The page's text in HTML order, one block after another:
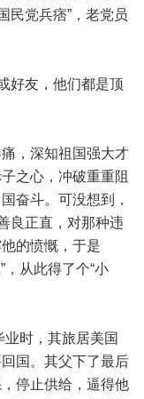
民党兵痞”，老党员
好友，他们都是顶
，深知祖国强大才
之心，冲破重重阻
奋斗。可没想到，
良正直，对那种违
的愤慨，于是
，从此得了个“小
时，其旅居美国
国。其父下了最后
停止供给，逼得他